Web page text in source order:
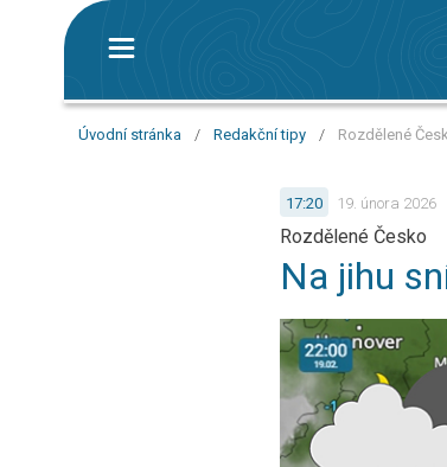
Úvodní stránka / Redakční tipy / Rozdělené
17:20 19. února 2026
Rozdělené Česko
Na jihu